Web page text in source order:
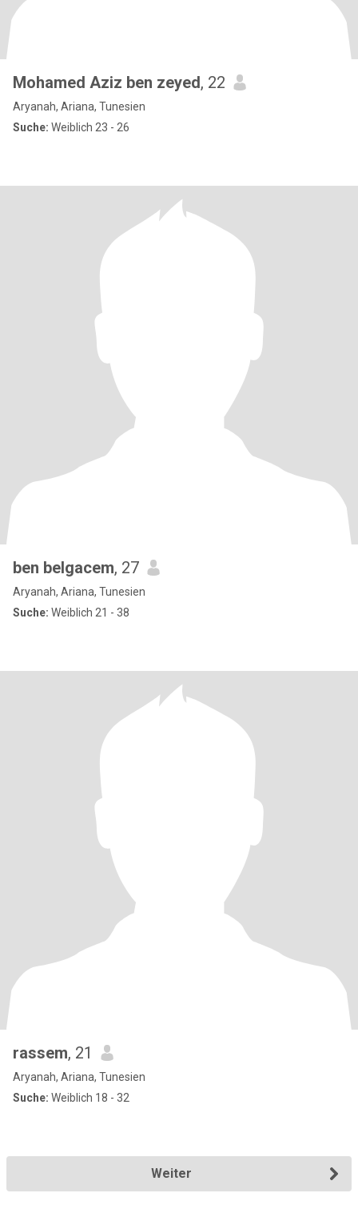
Mohamed Aziz ben zeyed, 22
Aryanah, Ariana, Tunesien
Suche: Weiblich 23 - 26
ben belgacem, 27
Aryanah, Ariana, Tunesien
Suche: Weiblich 21 - 38
rassem, 21
Aryanah, Ariana, Tunesien
Suche: Weiblich 18 - 32
Weiter